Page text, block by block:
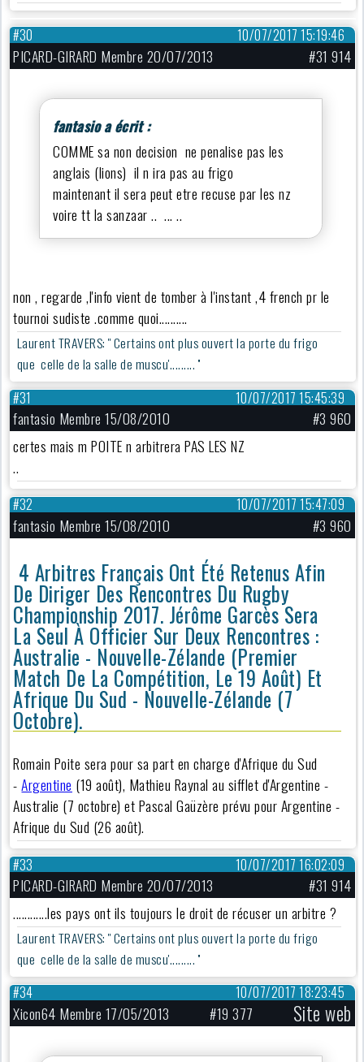
10/07/2017 15:19:46
#30
PICARD-GIRARD Membre 20/07/2013 #31 914
fantasio a écrit :
COMME sa non decision ne penalise pas les
anglais (lions) il n ira pas au frigo
maintenant il sera peut etre recuse par les nz
voire tt la sanzaar .. ... ..
non , regarde ,l'info vient de tomber à l'instant ,4 french pr le
tournoi sudiste .comme quoi..........
Laurent TRAVERS: '' Certains ont plus ouvert la porte du frigo
que celle de la salle de muscu'......... ''
10/07/2017 15:45:39
#31
fantasio Membre 15/08/2010
#3 960
certes mais m POITE n arbitrera PAS LES NZ
..
10/07/2017 15:47:09
#32
fantasio Membre 15/08/2010 #3 960
4 Arbitres Français Ont Été Retenus Afin
De Diriger Des Rencontres Du Rugby
Championship 2017. Jérôme Garcès Sera
La Seul À Officier Sur Deux Rencontres :
Australie - Nouvelle-Zélande (premier
Match De La Compétition, Le 19 Août) Et
Afrique Du Sud - Nouvelle-Zélande (7
Octobre).
Romain Poite sera pour sa part en charge d'Afrique du Sud
-Argentine (19 août), Mathieu Raynal au sifflet d'Argentine -
Australie (7 octobre) et Pascal Gaüzère prévu pour Argentine -
Afrique du Sud (26 août).
10/07/2017 16:02:09
#33
PICARD-GIRARD Membre 20/07/2013
#31 914
............les pays ont ils toujours le droit de récuser un arbitre ?
Laurent TRAVERS: '' Certains ont plus ouvert la porte du frigo
que celle de la salle de muscu'......... ''
10/07/2017 18:23:45
#34
Xicon64 Membre 17/05/2013 #19 377 Site web